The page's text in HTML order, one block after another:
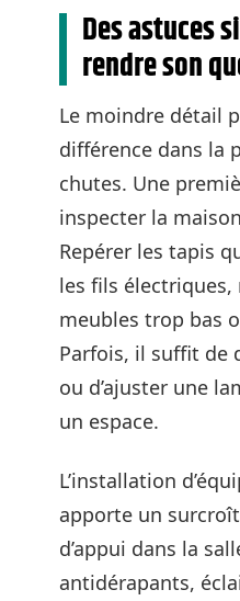
Des astuces
rendre son
Le moindre détail
différence dans la
chutes. Une
inspecter la
Repérer les tapis
les fils
meubles trop bas
Parfois, il suffit de
ou d’ajuster une
un espace.
L’installation
apporte un
d’appui dans la
antidérapants,